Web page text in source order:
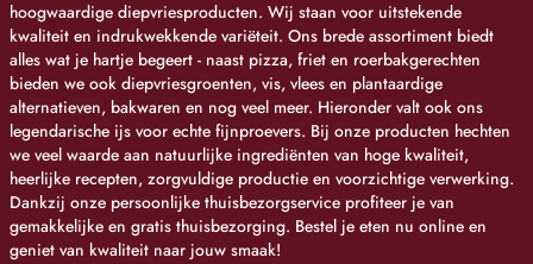
hoogwaardige diepvriesproducten. Wij staan voor uitstekende
kwaliteit en indrukwekkende variëteit. Ons brede assortiment biedt
alles wat je hartje begeert - naast pizza, friet en roerbakgerechten
bieden we ook diepvriesgroenten, vis, vlees en plantaardige
alternatieven, bakwaren en nog veel meer. Hieronder valt ook ons
legendarische ijs voor echte fijnproevers. Bij onze producten hechten
we veel waarde aan natuurlijke ingrediënten van hoge kwaliteit,
heerlijke recepten, zorgvuldige productie en voorzichtige verwerking.
Dankzij onze persoonlijke thuisbezorgservice profiteer je van
gemakkelijke en gratis thuisbezorging. Bestel je eten nu online en
geniet van kwaliteit naar jouw smaak!